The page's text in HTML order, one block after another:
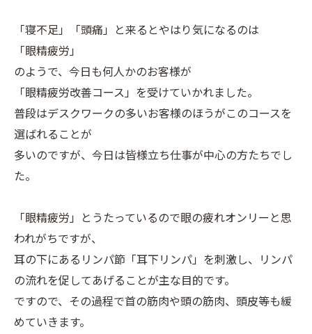
「寝不足」「頭痛」と来るとやはり気になるのは
「眼精疲労」
のようで、今日も何人かのお客様が
「眼精疲労改善コース」を受けていかれました。
普段はデスクワークの多いお客様のほうがこのコースを
選ばれることが
多いのですが、今日は皆様立ち仕事が中心の方たちでし
た。
「眼精疲労」とうたっているので眼の疲れオンリーと思
われがちですが、
耳の下にあるリンパ節「耳下リンパ」を刺激し、リンパ
の流れを促してあげることが主な目的です。
ですので、その過程で首の筋肉や頭の筋肉、頭皮等も緩
めていきます。